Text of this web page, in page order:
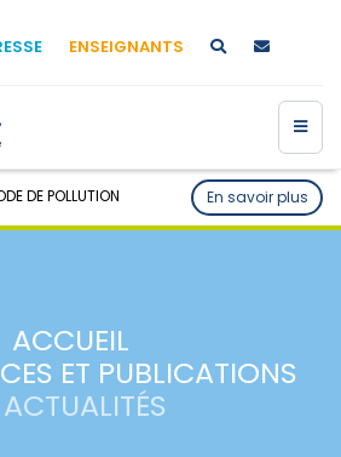
ENSEIGNANTS
DE POLLUTION En savoir plus
ACCUEIL
ET PUBLICATIONS
ACTUALITÉS